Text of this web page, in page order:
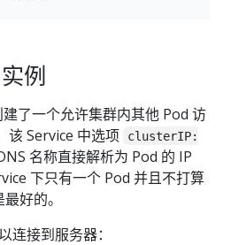
例
了一个允许集群内其他 Pod 访
该 Service 中选项
clusterIP:
名称直接解析为 Pod 的 IP
下只有一个 Pod 并且不打算
好的。
连接到服务器：